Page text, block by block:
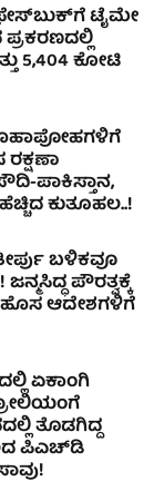
ಟೈಮೇ
5,404 ಕೋಟಿ
ಊಹಾಪೋಹಗಳಿಗೆ
ಪಾಕಿಸ್ತಾನ,
ಕುತೂಹಲ..!
ಬಳಿಕವೂ
ಪೌರತ್ವಕ್ಕೆ
ಹೊಸ ಆದೇಶಗಳಿಗೆ
ಏಕಾಂಗಿ
ತೊಡಗಿದ್ದ
ಪಿಎಚ್‌ಡಿ